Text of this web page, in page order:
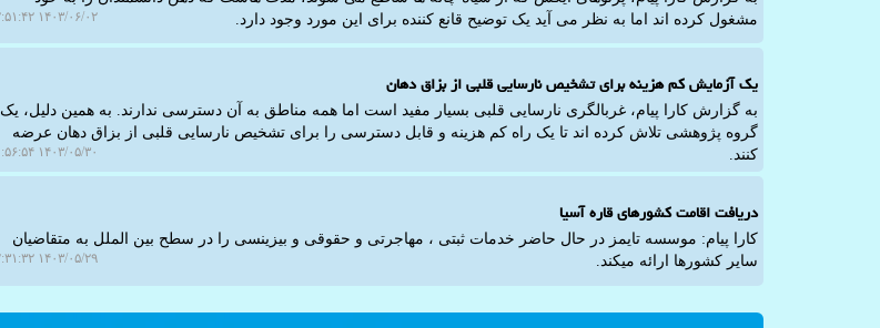
مشغول کرده اند اما به نظر می آید یک توضیح قانع کننده برای این مورد وجود دارد.
۱۴۰۳/۰۶/۰۲ ۱۲:۵۱:۴۲
یک آزمایش کم هزینه برای تشخیص نارسایی قلبی از بزاق دهان
به گزارش کارا پیام، غربالگری نارسایی قلبی بسیار مفید است اما همه مناطق به آن دسترسی ندارند. به همین دلیل، یک
گروه پژوهشی تلاش کرده اند تا یک راه کم هزینه و قابل دسترسی را برای تشخیص نارسایی قلبی از بزاق دهان عرضه
کنند.
۱۴۰۳/۰۵/۳۰ ۱۱:۵۶:۵۴
دریافت اقامت کشورهای قاره آسیا
کارا پیام: موسسه تایمز در حال حاضر خدمات ثبتی ، مهاجرتی و حقوقی و بیزینسی را در سطح بین الملل به متقاضیان
سایر کشورها ارائه میکند.
۱۴۰۳/۰۵/۲۹ ۱۷:۳۱:۳۲